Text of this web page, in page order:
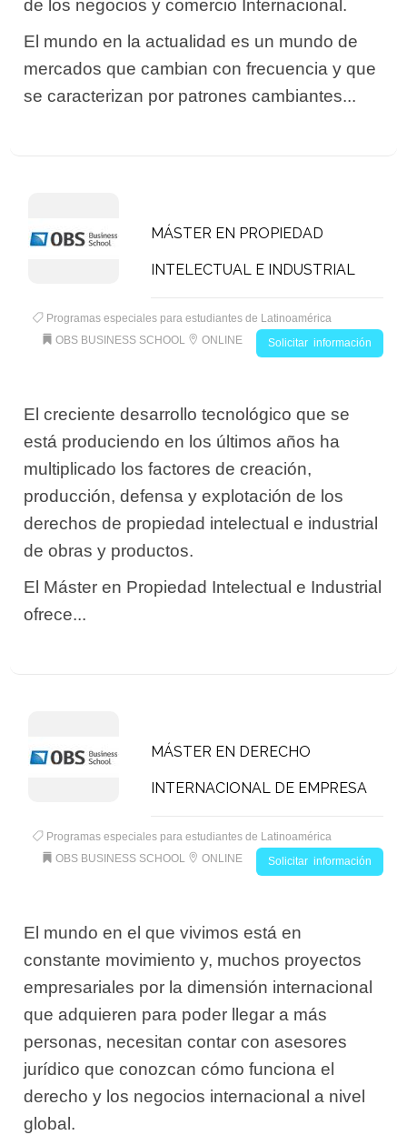
de los negocios y comercio Internacional.
El mundo en la actualidad es un mundo de
mercados que cambian con frecuencia y que
se caracterizan por patrones cambiantes...
MÁSTER EN PROPIEDAD
INTELECTUAL E INDUSTRIAL
Programas especiales para estudiantes de Latinoamérica
OBS BUSINESS SCHOOL
ONLINE Solicitar información
El creciente desarrollo tecnológico que se
está produciendo en los últimos años ha
multiplicado los factores de creación,
producción, defensa y explotación de los
derechos de propiedad intelectual e industrial
de obras y productos.
El Máster en Propiedad Intelectual e Industrial
ofrece...
MÁSTER EN DERECHO
INTERNACIONAL DE EMPRESA
Programas especiales para estudiantes de Latinoamérica
OBS BUSINESS SCHOOL
ONLINE Solicitar información
El mundo en el que vivimos está en
constante movimiento y, muchos proyectos
empresariales por la dimensión internacional
que adquieren para poder llegar a más
personas, necesitan contar con asesores
jurídico que conozcan cómo funciona el
derecho y los negocios internacional a nivel
global.